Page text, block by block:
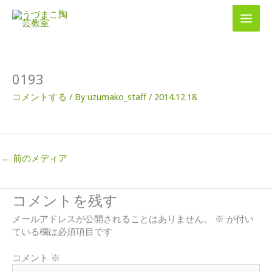
0193
コメントする / Byuzumako_staff/ 2014.12.18
← 前のメディア
コメントを残す
メールアドレスが公開されることはありません。 ※ が付い
ている欄は必須項目です
コメント ※